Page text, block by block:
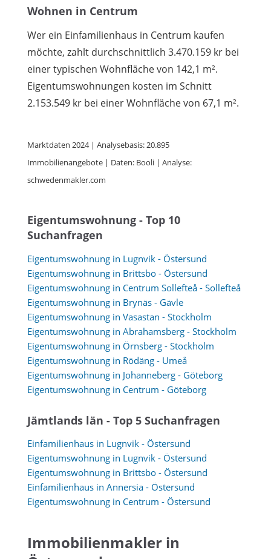
Wohnen in Centrum
Wer ein Einfamilienhaus in Centrum kaufen
möchte, zahlt durchschnittlich 3.470.159 kr bei
einer typischen Wohnfläche von 142,1 m².
Eigentumswohnungen kosten im Schnitt
2.153.549 kr bei einer Wohnfläche von 67,1 m².
Marktdaten 2024 | Analysebasis: 20.895
Immobilienangebote | Daten: Booli | Analyse:
schwedenmakler.com
Eigentumswohnung - Top 10
Suchanfragen
Eigentumswohnung in Lugnvik - Östersund
Eigentumswohnung in Brittsbo - Östersund
Eigentumswohnung in Centrum Sollefteå - Sollefteå
Eigentumswohnung in Brynäs - Gävle
Eigentumswohnung in Vasastan - Stockholm
Eigentumswohnung in Abrahamsberg - Stockholm
Eigentumswohnung in Örnsberg - Stockholm
Eigentumswohnung in Rödäng - Umeå
Eigentumswohnung in Johanneberg - Göteborg
Eigentumswohnung in Centrum - Göteborg
Jämtlands län - Top 5 Suchanfragen
Einfamilienhaus in Lugnvik - Östersund
Eigentumswohnung in Lugnvik - Östersund
Eigentumswohnung in Brittsbo - Östersund
Einfamilienhaus in Annersia - Östersund
Eigentumswohnung in Centrum - Östersund
Immobilienmakler in